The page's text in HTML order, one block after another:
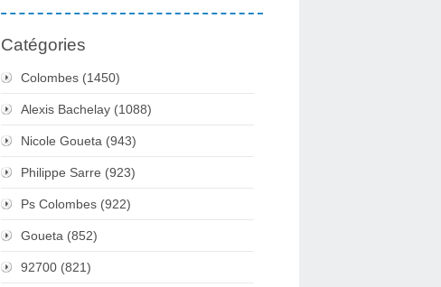
Catégories
Colombes (1450)
Alexis Bachelay (1088)
Nicole Goueta (943)
Philippe Sarre (923)
Ps Colombes (922)
Goueta (852)
92700 (821)